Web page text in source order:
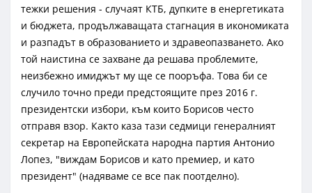
тежки решения - случаят КТБ, дупките в енергетиката
и бюджета, продължаващата стагнация в икономиката
и разпадът в образованието и здравеопазването. Ако
той наистина се захване да решава проблемите,
неизбежно имиджът му ще се пооръфа. Това би се
случило точно преди предстоящите през 2016 г.
президентски избори, към които Борисов често
отправя взор. Както каза тази седмици генералният
секретар на Европейската народна партия Антонио
Лопез, "виждам Борисов и като премиер, и като
президент" (надяваме се все пак поотделно).